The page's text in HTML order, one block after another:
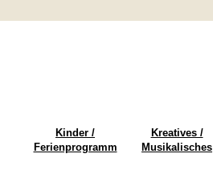
Kinder /
Ferienprogramm
Kreatives /
Musikalisches